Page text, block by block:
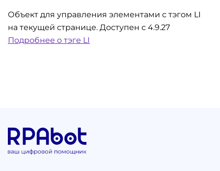
Объект для управления элементами с тэгом LI
на текущей странице. Доступен с 4.9.27
Подробнее о тэге LI